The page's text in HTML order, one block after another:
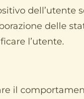
dell’utente
delle
l’utente.
il